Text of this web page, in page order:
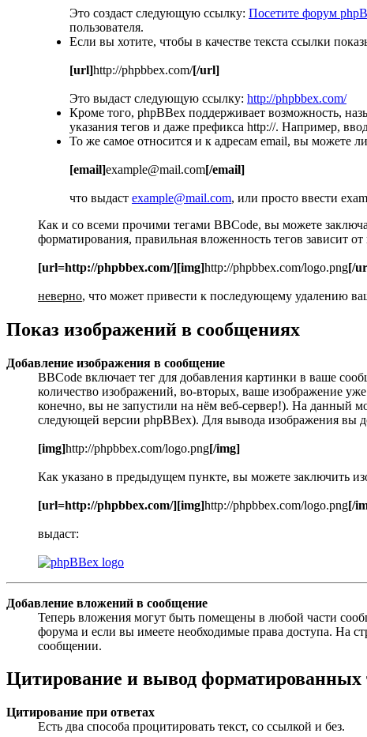
Это создаст следующую ссылку: Посетите форум
пользователя.
Если вы хотите, чтобы в качестве текста ссылки
[url]http://phpbbex.com/[/url]
Это выдаст следующую ссылку: http://phpbbex.com/
Кроме того, phpBBex поддерживает возможность,
указания тегов и даже префикса http://. Например,
То же самое относится и к адресам email, вы можете
[email]example@mail.com[/email]
что выдаст example@mail.com, или просто ввести
Как и со всеми прочими тегами BBCode, вы можете
форматирования, правильная вложенность тегов зависит
[url=http://phpbbex.com/][img]http://phpbbex.com/logo.png[/
неверно, что может привести к последующему удалению
Показ изображений в сообщениях
Добавление изображения в сообщение
BBCode включает тег для добавления картинки в ваше
количество изображений, во-вторых, ваше изображение
конечно, вы не запустили на нём веб-сервер!). На данный
следующей версии phpBBex). Для вывода изображения вы
[img]http://phpbbex.com/logo.png[/img]
Как указано в предыдущем пункте, вы можете заключить
[url=http://phpbbex.com/][img]http://phpbbex.com/logo.png[/
выдаст:
Добавление вложений в сообщение
Теперь вложения могут быть помещены в любой части
форума и если вы имеете необходимые права доступа. На
сообщении.
Цитирование и вывод форматированных
Цитирование при ответах
Есть два способа процитировать текст, со ссылкой и без.